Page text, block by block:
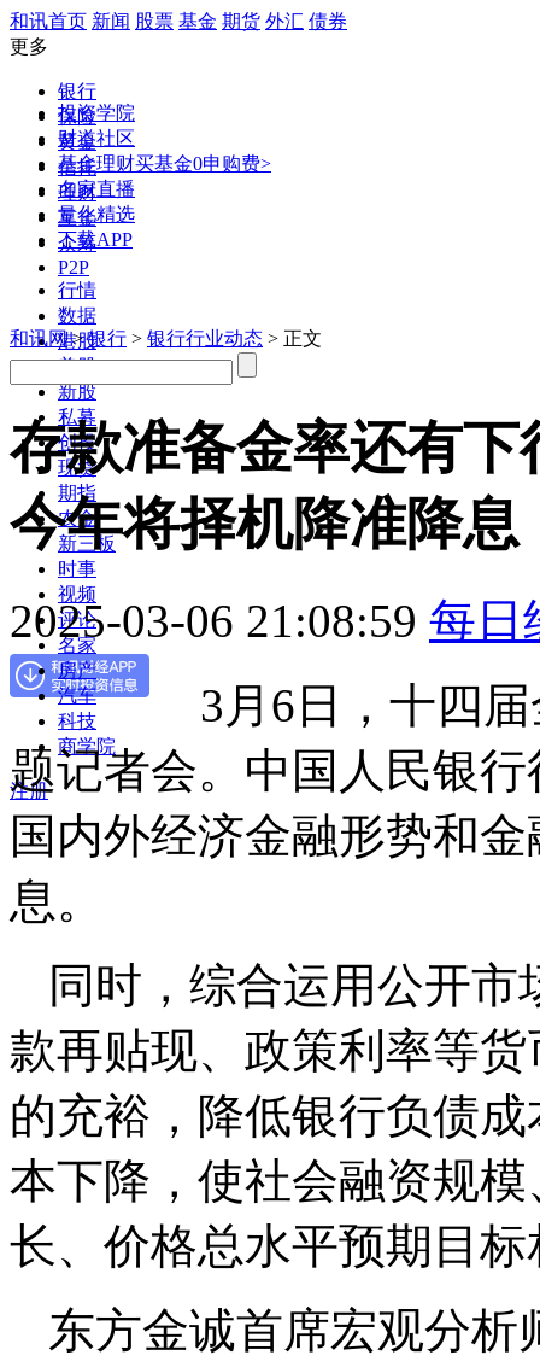
和讯首页 新闻 股票 基金 期货 外汇 债券
更多
银行
保险
黄金
信托
理财
互金
众筹
P2P
行情
数据
港股
美股
新股
私募
创投
现货
期指
农金
新三板
时事
视频
评论
名家
房产
汽车
科技
商学院
注册
投资学院
财道社区
基金理财买基金0申购费>
名家直播
量化精选
下载APP
和讯网>银行 > 银行行业动态 > 正文
存款准备金率还有
今年将择机降准降息
2025-03-06 21:08:59 每日
3月6日，十四
题记者会。中国人民银
国内外经济金融形势和
息。
同时，综合运用公开
款再贴现、政策利率等
的充裕，降低银行负债
本下降，使社会融资规
长、价格总水平预期目
东方金诚首席宏观分